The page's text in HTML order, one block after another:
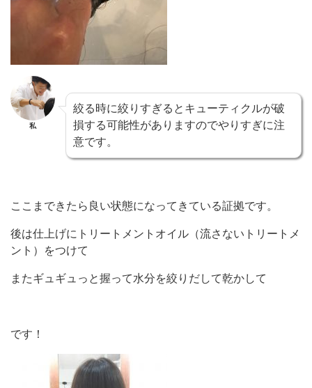
私
絞る時に絞りすぎるとキューティクルが破
損する可能性がありますのでやりすぎに注
意です。
ここまできたら良い状態になってきている証拠です。
後は仕上げにトリートメントオイル（流さないトリートメ
ント）をつけて
またギュギュっと握って水分を絞りだして乾かして
です！